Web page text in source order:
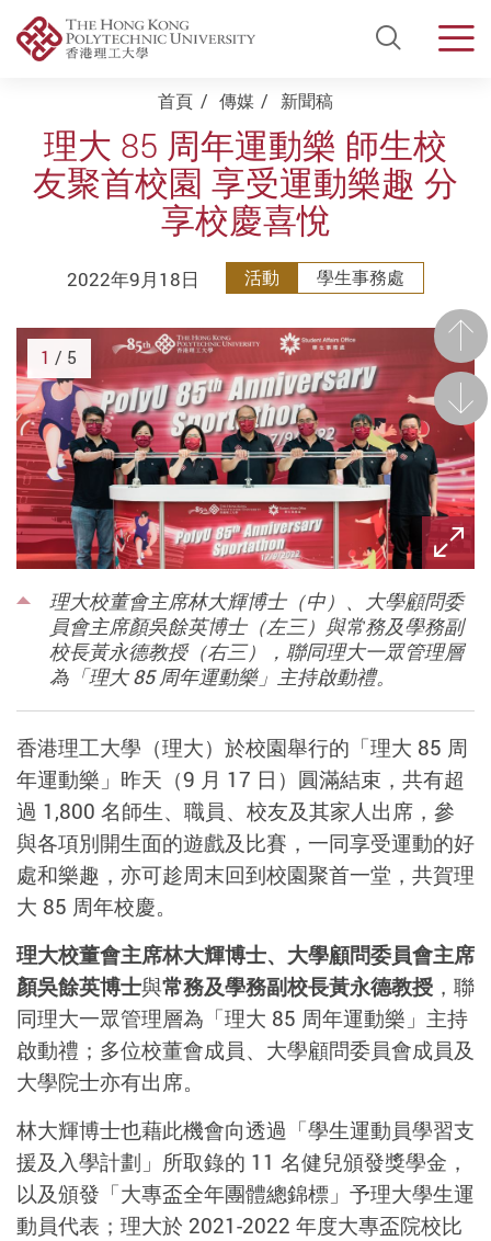
Open
Start main content首頁 傳媒 新聞稿
理大 85 周年運動樂 師生校
友聚首校園 享受運動樂趣 分
享校慶喜悅
2022年9月18日 活動 學生事務處
前
理大校董會主席林大輝博士（中）、大學顧問委
員會主席顏吳餘英博士（左三）與常務及學務副
校長黃永德教授（右三），聯同理大一眾管理層
為「理大 85 周年運動樂」主持啟動禮。
後一
1 / 5
香港理工大學（理大）於校園舉行的「理大 85 周
年運動樂」昨天（9 月 17 日）圓滿結束，共有超
過 1,800 名師生、職員、校友及其家人出席，參
與各項別開生面的遊戲及比賽，一同享受運動的好
處和樂趣，亦可趁周末回到校園聚首一堂，共賀理
大 85 周年校慶。
理大校董會主席林大輝博士、大學顧問委員會主席
顏吳餘英博士與常務及學務副校長黃永德教授 ，聯
同理大一眾管理層為「理大 85 周年運動樂」主持
啟動禮；多位校董會成員、大學顧問委員會成員及
大學院士亦有出席。
林大輝博士也藉此機會向透過「學生運動員學習支
援及入學計劃」所取錄的 11 名健兒頒發獎學金，
以及頒發「大專盃全年團體總錦標」予理大學生運
動員代表；理大於 2021-2022 年度大專盃院校比